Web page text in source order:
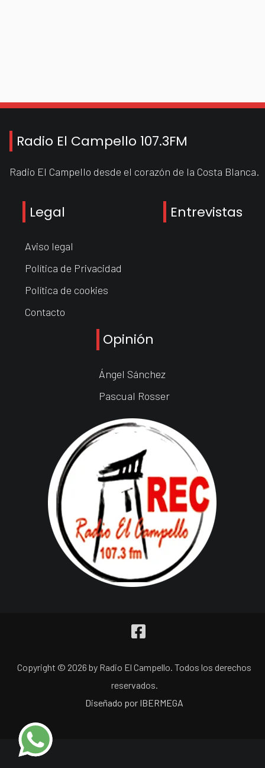
Radio El Campello 107.3FM
Radio El Campello desde el corazón de la Costa Blanca.
Legal
Aviso legal
Política de Privacidad
Política de cookies
Contacto
Entrevistas
Opinión
Ángel Sánchez
Pascual Rosser
Copyright © 2026 by Radio El Campello. Todos los derechos
reservados.
Diseñado por IBERMEGA